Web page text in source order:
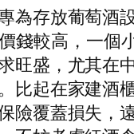
為存放葡萄酒
錢較高，一個
旺盛，尤其在
比起在家建酒
險覆蓋損失，